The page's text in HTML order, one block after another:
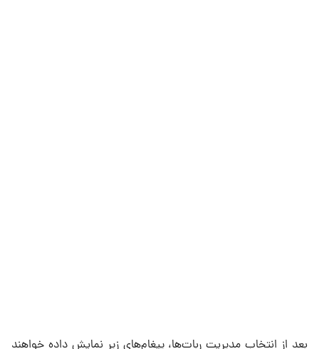
بعد از انتخاب مدیریت ربات‌ها، پیغام‌های زیر نمایش داده خواهند